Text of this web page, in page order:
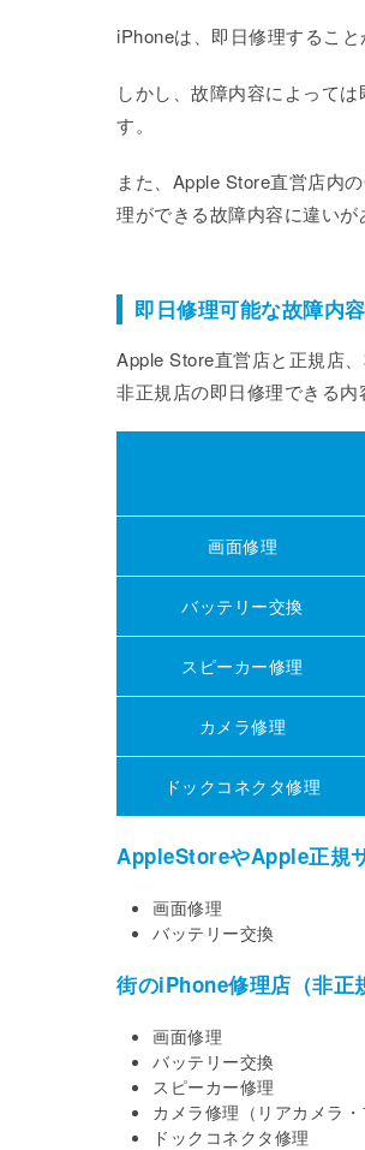
iPhoneは、即日修理すること
しかし、故障内容によって
す。
また、Apple Store直営店内
理ができる故障内容に違いが
即日修理可能な故障内容
Apple Store直営店と正規店
非正規店の即日修理できる内
画面修理
バッテリー交換
スピーカー修理
カメラ修理
ドックコネクタ修理
AppleStoreやApple正規
画面修理
バッテリー交換
街のiPhone修理店（非正
画面修理
バッテリー交換
スピーカー修理
カメラ修理（リアカメラ・
ドックコネクタ修理